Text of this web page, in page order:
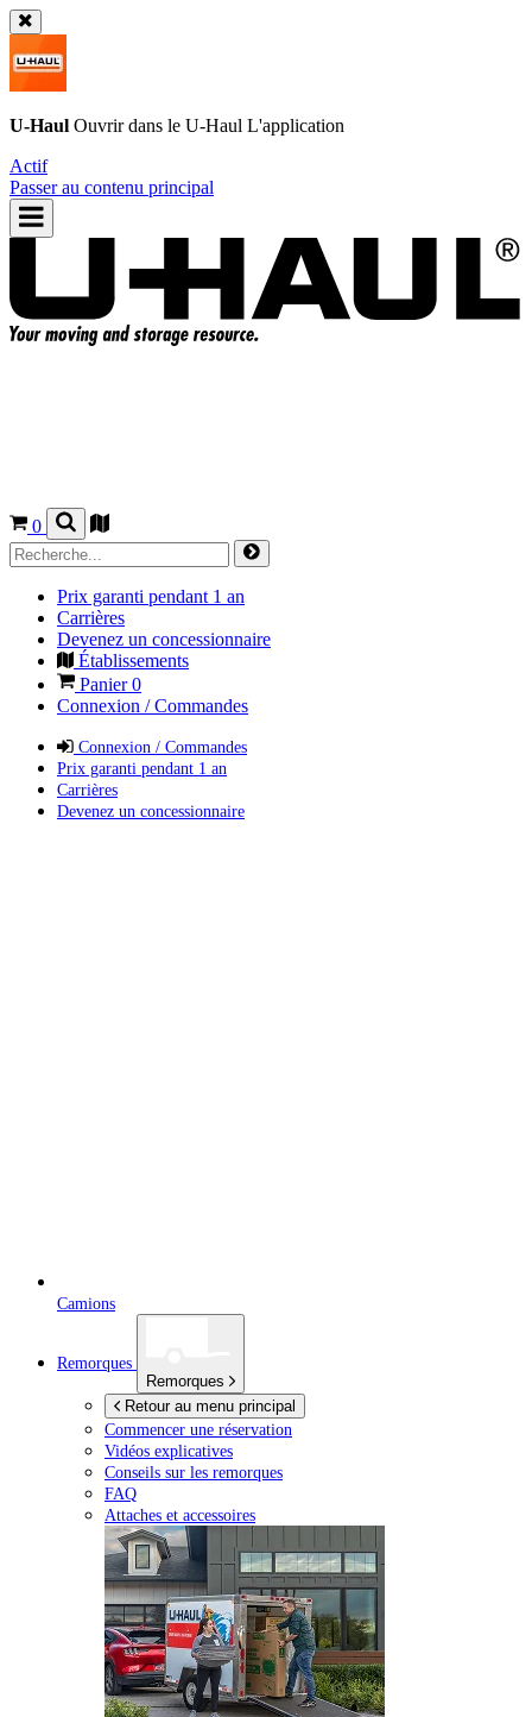
U-Haul Ouvrir dans le U-Haul L'application
Actif
Passer au contenu principal
0
Prix garanti pendant 1 an
Carrières
Devenez un concessionnaire
Établissements
Panier0
Connexion / Commandes
Connexion / Commandes
Prix garanti pendant 1 an
Carrières
Devenez un concessionnaire
Camions
Remorques
Remorques
Retour au menu principal
Commencer une réservation
Vidéos explicatives
Conseils sur les remorques
FAQ
Attaches et accessoires